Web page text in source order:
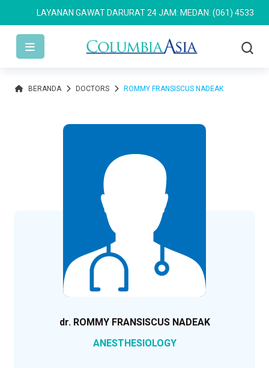
LAYANAN GAWAT DARURAT 24 JAM: MEDAN: (061) 4533 636
BERANDA DOCTORS ROMMY FRANSISCUS NADEAK
dr. ROMMY FRANSISCUS NADEAK
ANESTHESIOLOGY